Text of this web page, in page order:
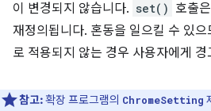
이 변경되지 않습니다. set() 호출
재정의됩니다. 혼동을 일으킬 수 있으
로 적용되지 않는 경우 사용자에게
참고:확장 프로그램의 ChromeSetting